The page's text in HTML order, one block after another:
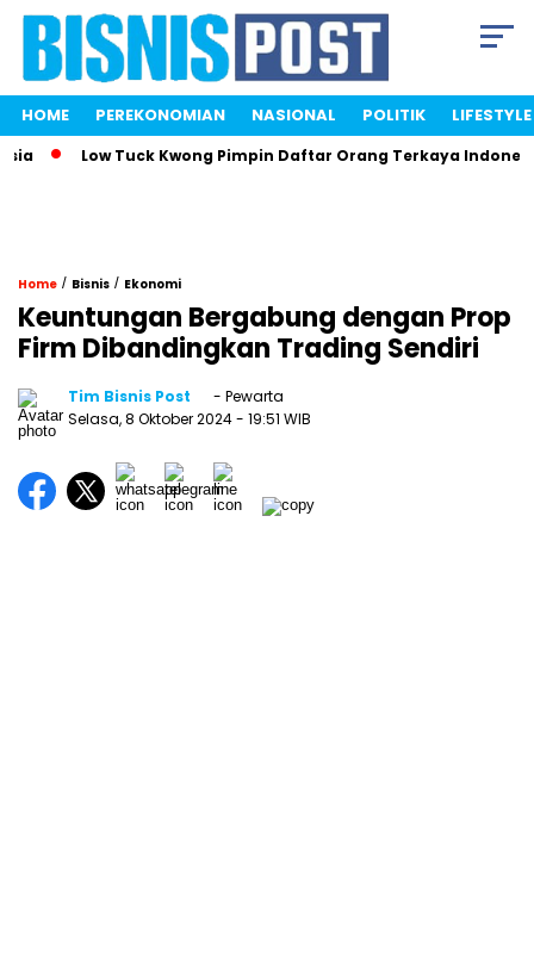
HOME PEREKONOMIAN NASIONAL POLITIK LIFESTYLE
Low Tuck Kwong Pimpin Daftar Orang Terkaya Indonesia
Home / Bisnis / Ekonomi
Keuntungan Bergabung dengan Prop
Firm Dibandingkan Trading Sendiri
Tim Bisnis Post
- Pewarta
Selasa, 8 Oktober 2024- 19:51 WIB